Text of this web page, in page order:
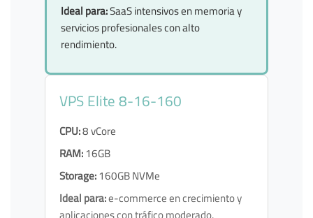
Ideal para:SaaS intensivos en memoria y
servicios profesionales con alto
rendimiento.
VPS Elite 8-16-160
CPU:8 vCore
RAM:16GB
Storage:160GB NVMe
Ideal para:e-commerce en crecimiento y